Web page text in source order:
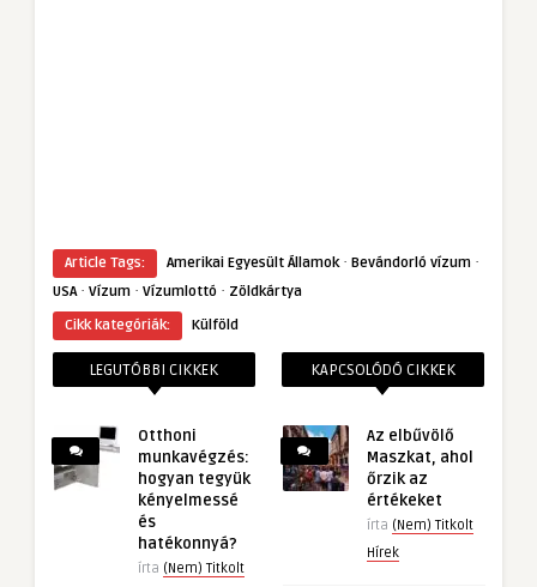
Article Tags: Amerikai Egyesült Államok· Bevándorló vízum ·
USA· Vízum · Vízumlottó · Zöldkártya
Cikk kategóriák:
Külföld
LEGUTÓBBI CIKKEK
Otthoni
munkavégzés:
hogyan tegyük
kényelmessé
és
hatékonnyá?
írta (Nem) Titkolt
KAPCSOLÓDÓ CIKKEK
Az elbűvölő
Maszkat, ahol
őrzik az
értékeket
írta (Nem) Titkolt
Hírek